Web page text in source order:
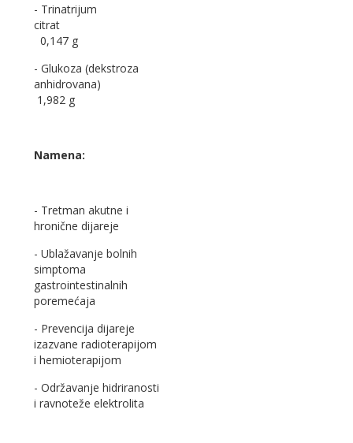
- Trinatrijum
citrat
0,147 g
- Glukoza (dekstroza
anhidrovana)
1,982 g
Namena:
- Tretman akutne i
hronične dijareje
- Ublažavanje bolnih
simptoma
gastrointestinalnih
poremećaja
- Prevencija dijareje
izazvane radioterapijom
i hemioterapijom
- Održavanje hidriranosti
i ravnoteže elektrolita